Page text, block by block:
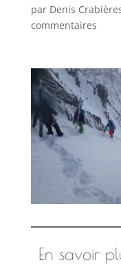
par Denis
commentaires
En savoir